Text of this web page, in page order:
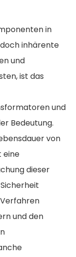
in
inhärente
und
ist das
und
Bedeutung.
von
eine
dieser
und den